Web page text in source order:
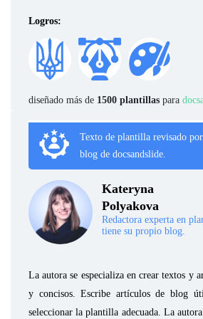
Logros:
diseñado más de 1500 plantillas para
Texto de plantilla revisado
blog de docsandslide.
Kateryna
Polyakova
Redactora experta en
tiene su propio blog.
La autora se especializa en crear textos y
y concisos. Escribe artículos de blog
seleccionar la plantilla adecuada. La